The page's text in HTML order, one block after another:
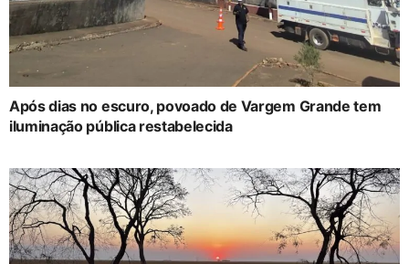
Após dias no escuro, povoado de Vargem Grande tem
iluminação pública restabelecida